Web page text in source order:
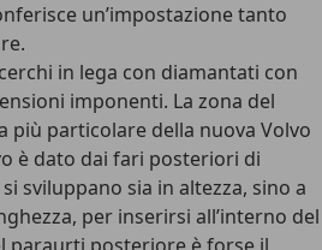
un’impostazione tanto
in lega con diamantati con
imponenti. La zona del
più particolare della nuova Volvo
è dato dai fari posteriori di
sviluppano sia in altezza, sino a
per inserirsi all’interno del